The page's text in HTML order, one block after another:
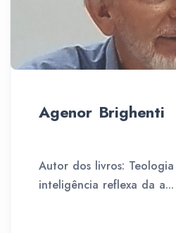
Agenor Brighenti
Autor dos livros:
inteligência reflexa da a...